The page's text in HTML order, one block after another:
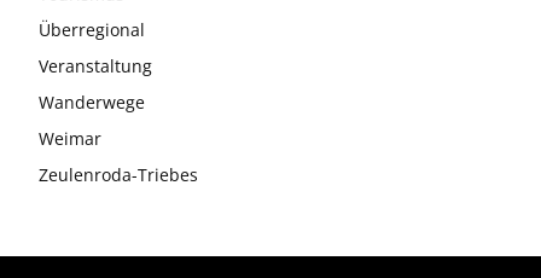
Überregional
Veranstaltung
Wanderwege
Weimar
Zeulenroda-Triebes